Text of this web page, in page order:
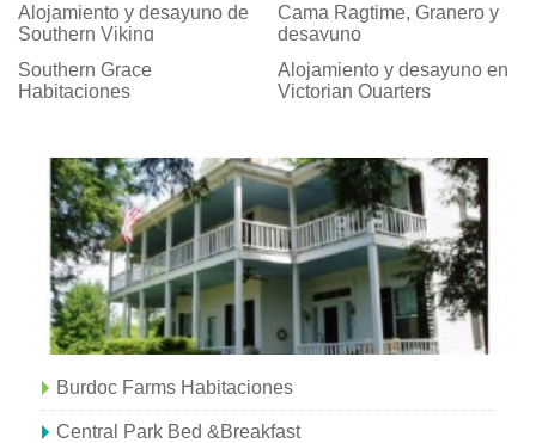
Alojamiento y desayuno de
Southern Viking
Cama Ragtime, Granero y
desayuno
Southern Grace
Habitaciones
Alojamiento y desayuno en
Victorian Quarters
Burdoc Farms Habitaciones
Central Park Bed &Breakfast